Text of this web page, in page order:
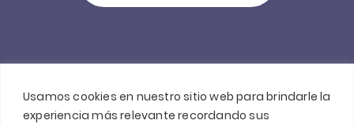
Usamos cookies en nuestro sitio web para brindarle la
experiencia más relevante recordando sus
facilita ahora por un periodo gratuito de 1 mes.